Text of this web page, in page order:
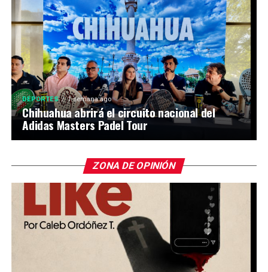
DEPORTES 1 semana ago
Chihuahua abrirá el circuito nacional del
Adidas Masters Padel Tour
ZONA DE OPINIÓN